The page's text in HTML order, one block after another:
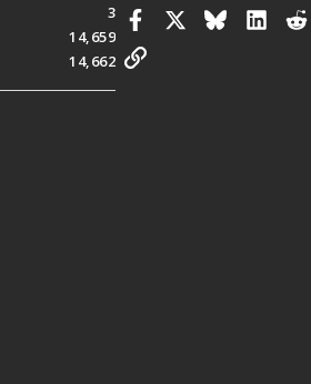
3
14,659
14,662
FacebookBluesky
連結